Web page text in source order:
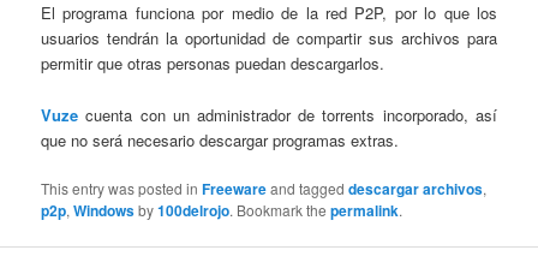
El programa funciona por medio de la red P2P, por lo que los
usuarios tendrán la oportunidad de compartir sus archivos para
permitir que otras personas puedan descargarlos.
Vuze cuenta con un administrador de torrents incorporado, así
que no será necesario descargar programas extras.
This entry was posted inFreewareand taggeddescargar archivos,
p2p,Windowsby100delrojo. Bookmark thepermalink.